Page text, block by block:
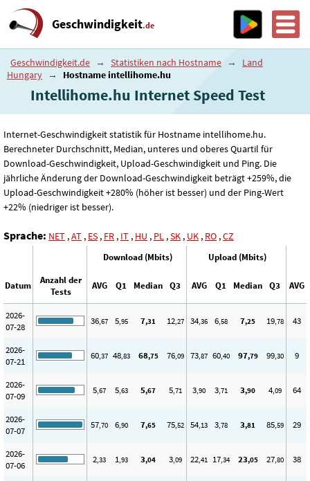
Geschwindigkeit.de
Geschwindigkeit.de → Statistiken nach Hostname →
Land
Hungary → Hostname intellihome.hu
Intellihome.hu Internet Speed ​​Test
Internet-Geschwindigkeit statistik für Hostname intellihome.hu.
Berechneter Durchschnitt, Median, unteres und oberes Quartil für
Download-Geschwindigkeit, Upload-Geschwindigkeit und Ping. Die
jährliche Änderung der Download-Geschwindigkeit beträgt +259%, die
Upload-Geschwindigkeit +280% (höher ist besser) und der Ping-Wert
+22% (niedriger ist besser).
Sprache: NET ,AT , ES , FR , IT , HU , PL ,SK , UK , RO ,CZ
Download (Mbits) Upload (Mbits)
Datum
Anzahl der
Tests
AVG Q1 Median Q3 AVG Q1 Median Q3 AVG
2026-
07-28
36,67 5,95 7,31 12,27 34,36 6,58 7,25 19,78 43
2026-
07-21
60,37 48,83 68,75 76,09 73,87 60,40 97,79 99,30 9
2026-
07-09
5,67 5,63 5,67 5,71 3,90 3,71 3,90 4,09 64
2026-
07-07
57,70 6,90 7,65 75,52 54,13 3,78 3,81 85,59 29
2026-
07-06
2,33 1,93 3,04 3,09 22,41 17,34 23,05 27,80 38